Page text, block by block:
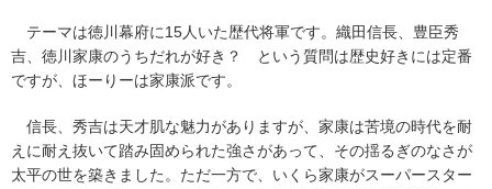
テーマは徳川幕府に15人いた歴代将軍です。織田信長、豊臣秀
吉、徳川家康のうちだれが好き？ という質問は歴史好きには定番
ですが、ほーりーは家康派です。
信長、秀吉は天才肌な魅力がありますが、家康は苦境の時代を耐
えに耐え抜いて踏み固められた強さがあって、その揺るぎのなさが
太平の世を築きました。ただ一方で、いくら家康がスーパースター